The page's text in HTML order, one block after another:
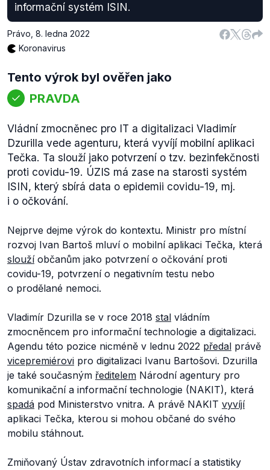
informační systém ISIN.
Právo 8. ledna 2022
Koronavirus
Tento výrok byl ověřen jako
PRAVDA
Vládní zmocněnec pro IT a digitalizaci Vladimír
Dzurilla vede agenturu, která vyvíjí mobilní aplikaci
Tečka. Ta slouží jako potvrzení o tzv. bezinfekčnosti
proti covidu-19. ÚZIS má zase na starosti systém
ISIN, který sbírá data o epidemii covidu-19, mj.
i o očkování.
Nejprve dejme výrok do kontextu. Ministr pro místní
rozvoj Ivan Bartoš mluví o mobilní aplikaci Tečka, která
sloužíobčanům jako potvrzení o očkování proti
covidu-19, potvrzení o negativním testu nebo
o prodělané nemoci.
Vladimír Dzurilla se v roce 2018 stal vládním
zmocněncem pro informační technologie a digitalizaci.
Agendu této pozice nicméně v lednu 2022 předal právě
vicepremiérovi pro digitalizaci Ivanu Bartošovi. Dzurilla
je také současným ředitelem Národní agentury pro
komunikační a informační technologie (NAKIT), která
spadá pod Ministerstvo vnitra. A právě NAKIT vyvíjí
aplikaci Tečka, kterou si mohou občané do svého
mobilu stáhnout.
Zmiňovaný Ústav zdravotních informací a statistiky